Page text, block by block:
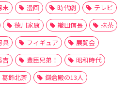
末 漫画 時代劇
テレビ
徳川家康 織田信長
抹茶
具 フィギュア
展覧会
吉 豊臣兄弟！
昭和時代
葛飾北斎 鎌倉殿の13人